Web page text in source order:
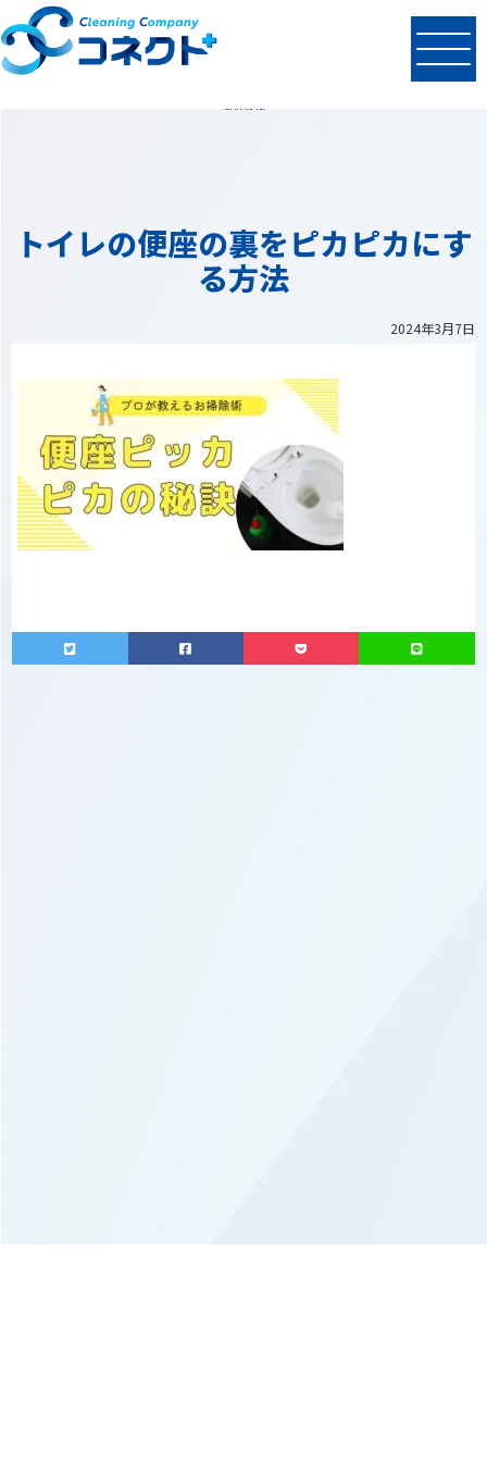
NEWS
トイレの便座の裏をピカピカにす
る方法
2024年3月7日